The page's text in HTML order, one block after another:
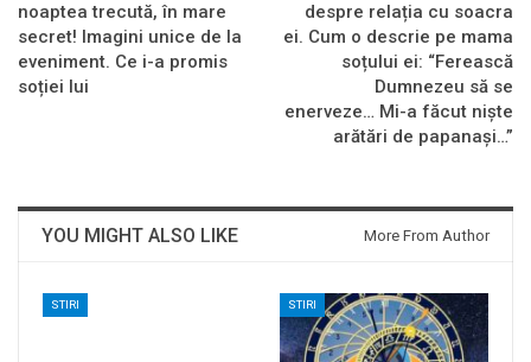
noaptea trecută, în mare
secret! Imagini unice de la
eveniment. Ce i-a promis
soției lui
despre relația cu soacra
ei. Cum o descrie pe mama
soțului ei: “Ferească
Dumnezeu să se
enerveze… Mi-a făcut niște
arătări de papanași…”
YOU MIGHT ALSO LIKE More From Author
STIRI STIRI